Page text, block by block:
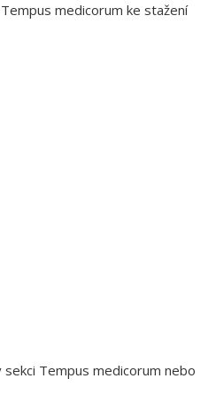
medicorum ke stažení
Tempus medicorum nebo